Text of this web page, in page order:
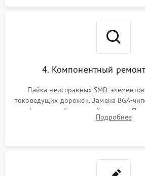
4. Компонентный
Пайка неисправных SMD-
токоведущих дорожек. Замена BGA-
инфракрасной паяльной станции.
BIOS или замена поврежденных
Подробнее